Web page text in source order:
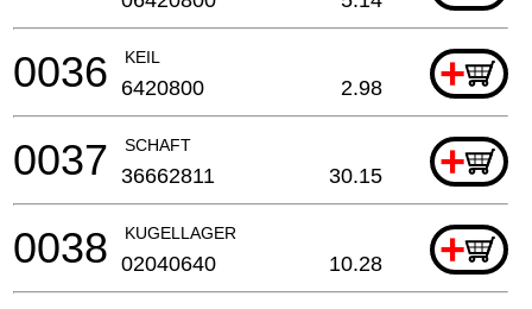
KEIL +
0036 6420800 2.98
SCHAFT +
0037 36662811 30.15
KUGELLAGER +
0038 02040640 10.28